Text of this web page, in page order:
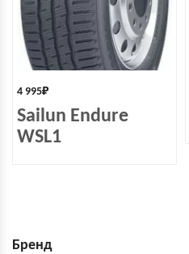
4 995₽
Sailun Endure
WSL1
Бренд